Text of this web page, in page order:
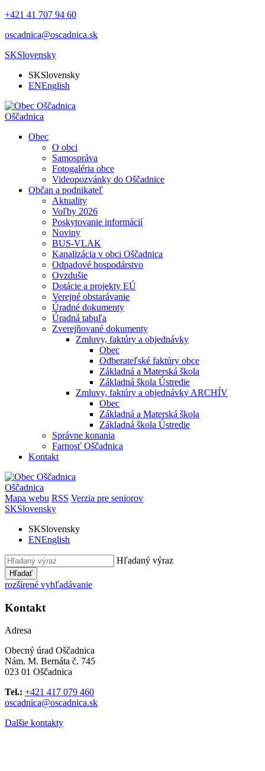
+421 41 707 94 60
oscadnica@oscadnica.sk
SKSlovensky
SKSlovensky
ENEnglish
Oščadnica
Obec
O obci
Samospráva
Fotogaléria obce
Videopozvánky do Oščadnice
Občan a podnikateľ
Aktuality
Voľby 2026
Poskytovanie informácií
Noviny
BUS-VLAK
Kanalizácia v obci Oščadnica
Odpadové hospodárstvo
Ovzdušie
Dotácie a projekty EÚ
Verejné obstarávanie
Úradné dokumenty
Úradná tabuľa
Zverejňované dokumenty
Zmluvy, faktúry a objednávky
Obec
Odberateľské faktúry obce
Základná a Materská škola
Základná škola Ústredie
Zmluvy, faktúry a objednávky ARCHÍV
Obec
Základná a Materská škola
Základná škola Ústredie
Správne konania
Farnosť Oščadnica
Kontakt
Oščadnica
Mapa webu RSS Verzia pre seniorov
SKSlovensky
SKSlovensky
ENEnglish
Hľadaný výraz
Hľadať
rozšírené vyhľadávanie
Kontakt
Adresa
Obecný úrad Oščadnica
Nám. M. Bernáta č. 745
023 01 Oščadnica
Tel.: +421 417 079 460
oscadnica@oscadnica.sk
Dalšie kontakty